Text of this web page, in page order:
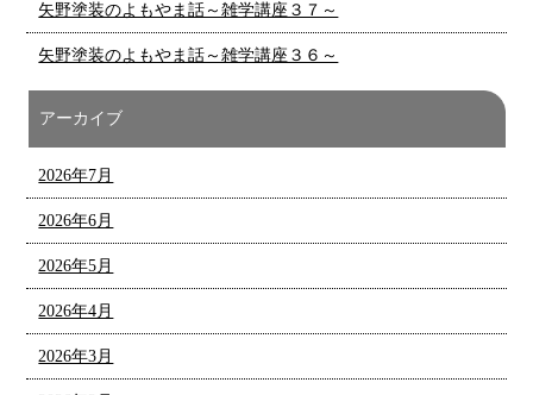
矢野塗装のよもやま話～雑学講座３７～
矢野塗装のよもやま話～雑学講座３６～
アーカイブ
2026年7月
2026年6月
2026年5月
2026年4月
2026年3月